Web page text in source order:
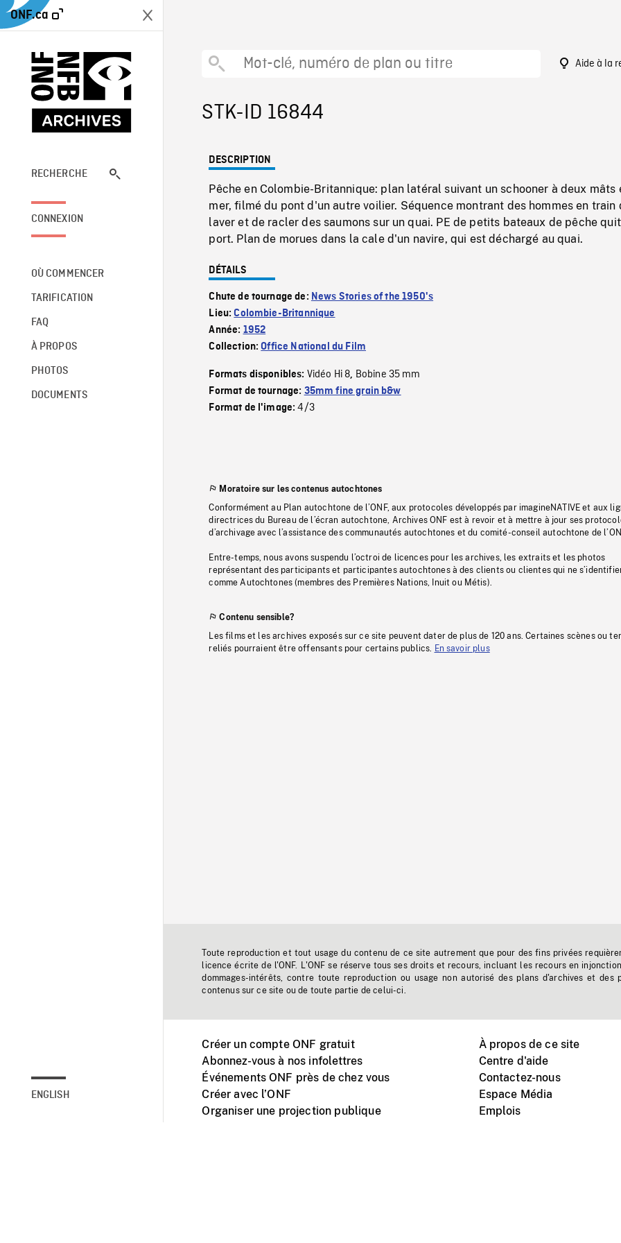
ONF.ca
RECHERCHE
CONNEXION
OÙ COMMENCER
TARIFICATION
FAQ
À PROPOS
PHOTOS
DOCUMENTS
ENGLISH
Aide à la
STK-ID 16844
DESCRIPTION
Pêche en Colombie-Britannique: plan latéral suivant un schooner à deux mâts
mer, filmé du pont d'un autre voilier. Séquence montrant des hommes en train
laver et de racler des saumons sur un quai. PE de petits bateaux de pêche
port. Plan de morues dans la cale d'un navire, qui est déchargé au quai.
DÉTAILS
Chute de tournage de: News Stories of the 1950's
Lieu:Colombie-Britannique
Année: 1952
Collection:Office National du Film
Formats disponibles: Vidéo Hi 8, Bobine 35 mm
Format de tournage: 35mm fine grain b&w
Format de l'image:4/3
Moratoire sur les contenus autochtones
Conformément au Plan autochtone de l’ONF, aux protocoles développés par imagineNATIVE et aux
directrices du Bureau de l’écran autochtone, Archives ONF est à revoir et à mettre à jour ses
d’archivage avec l’assistance des communautés autochtones et du comité-conseil autochtone de
Entre-temps, nous avons suspendu l’octroi de licences pour les archives, les extraits et les photos
représentant des participants et participantes autochtones à des clients ou clientes qui ne
comme Autochtones (membres des Premières Nations, Inuit ou Métis).
Contenu sensible?
Les films et les archives exposés sur ce site peuvent dater de plus de 120 ans. Certaines scènes ou
reliés pourraient être offensants pour certains publics. En savoir plus
Toute reproduction et tout usage du contenu de ce site autrement que pour des fins privées
licence écrite de l'ONF. L'ONF se réserve tous ses droits et recours, incluant les recours en
dommages-intérêts, contre toute reproduction ou usage non autorisé des plans d'archives et des
contenus sur ce site ou de toute partie de celui-ci.
Créer un compte ONF gratuit
Abonnez-vous à nos infolettres
Événements ONF près de chez vous
Créer avec l’ONF
Organiser une projection publique
À propos de ce site
Centre d'aide
Contactez-nous
Espace Média
Emplois